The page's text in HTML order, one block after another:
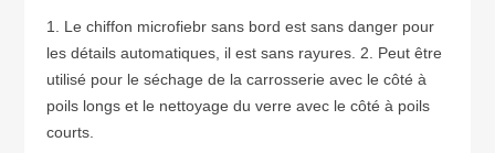
1. Le chiffon microfiebr sans bord est sans danger pour
les détails automatiques, il est sans rayures. 2. Peut être
utilisé pour le séchage de la carrosserie avec le côté à
poils longs et le nettoyage du verre avec le côté à poils
courts.